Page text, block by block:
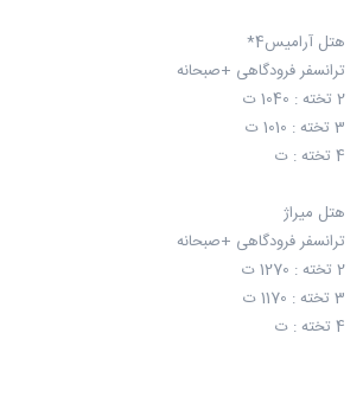
هتل آرامیس4*
ترانسفر فرودگاهی +صبحانه
2 تخته : 1040 ت
3 تخته : 1010 ت
4 تخته : ت
هتل میراژ
ترانسفر فرودگاهی +صبحانه
2 تخته : 1270 ت
3 تخته : 1170 ت
4 تخته : ت